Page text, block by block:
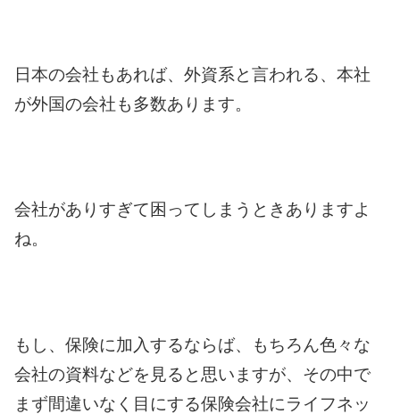
日本の会社もあれば、外資系と言われる、本社
が外国の会社も多数あります。
会社がありすぎて困ってしまうときありますよ
ね。
もし、保険に加入するならば、もちろん色々な
会社の資料などを見ると思いますが、その中で
まず間違いなく目にする保険会社にライフネッ